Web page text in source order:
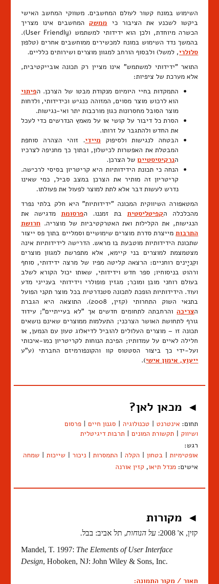
השימוש במונח קשור לעולם המחשבים. משווקי המחשב האישי
ביקשו לשכנע את הציבור כי ממשק המחשבים אינו מצריך
הכשרה מיוחדת, ולכן הוא ידידותי למשתמש (User Friendly).
בהמשך נדד השימוש במונח למכשירים ממוחשבים אחרים (טלפון
סלולרי, למשל) ולבסוף הורחב למגוון מוצרים ושירותים כלליים.
התואר "ידידותי למשתמש" אינו מציין רק תכונה אובייקטיבית,
אלא מערכת של ציפיות:
התמקדות בחיי היומיום מנקודת מבטו של הצרכן. הפיתוי
הוא לרכוש מוצר מסוים, המזוהה כנגיש וכידידותי, ולדחות
מוצר הסובל מחסרונות כגון מורכבות יתר ואי-נגישות.
הסרת כל דיבור על קושי או על מאמץ הנדרשים כדי לעכל
את החדש ולהתגבר על זרותו.
הבטחה לנגישות ולסיפוק מיידי. זוהי הצהרה סוחפת
המבטלת את האפשרות לכישלון, ובתוך כך מחניפה לצרכיו
הנרקיסיסטייםשל הצרכן.
הנחה כי תכונת הידידותיות היא קריטריון בסיסי לרכישה.
קריטריון זה מותיר את הצרכן במצב סביל, כמי שאינו
נדרש לעשות דבר אלא לתת למוצר לפעול את פעולתו.
המטאפורה השיווקית המכונה "ידידותיות" היא חלק בלתי נפרד
מהכלכלה הקפיטליסטיתבת זמננו. הפרסומת מדגישה את
הנגישות, את הקלילות ואת האטרקטיביות של מוצריה. חרושת
התרבותמייצרת סדרת מוצרים שימושיים וסמליים בתוך פס ייצור
שתכונת הידידותיות מוטבעת בו מראש. הדרישה לידידותיות אינה
מצטמצמת למוצרים בני קיימא, אלא מתפרשת למגוון מוצרים
וקִניָינים רוחניים: הרצאה קליטה מפיו של מרצה ידידותי, סוחף
ורהוט בניסוחיו; ספר חדש וידידותי, שאותו יכול הקורא לשלב
בעולם רוחני מובן ומוכר; מגזין פופולרי וידידותי בענייני מדע
ועוד. הידידותיות הופכת לתכונה סטנדרטית בכל מוצר תקני הפועל
בתנאי השוק התחרותי (קזין, 2008). התוצאה היא הגברת
הצריכה והרחבתה לתחומים חדשים אך "לא בעייתיים"; עידוד
גורף לתחושת האושר הצרכני; התעלמות ממוצרים שאינם נושאים
תכונה זו – מוצרים העלולים להוביל לדיאלוג טעון עם הנמען, או
חלילה לאיים על עמדותיו; הפיכת הנוחות לקריטריון כמו-איכותי
ועל-ידי כך ביצור הסטטוס קוו והקונפורמיזם החברתי (ע"ע
ייעוץ, אימון אישי).
◄ מכאן לאן?
תחום: אינטרנט טכנולוגיה סגנון חיים
פרסום
ושיווק
תקשורת המונים
תרבות דיגיטלית
רגש:
אופטימיות
בטחון הקלה התמסרות ניכור שייכות
שמחה
אישים: מנדל תיאו, קזין אורנה
◄ מקורות
קזין, א' 2008: על הנוחות, תל אביב: בבל.
Mandel, T. 1997: The Elements of User Interface
Design, Hoboken, NJ: John Wiley & Sons, Inc.
תאור / מקור התמונה: